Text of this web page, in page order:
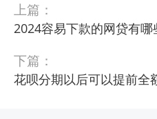
上篇：
2024容易下款的网贷有
下篇：
花呗分期以后可以提前全